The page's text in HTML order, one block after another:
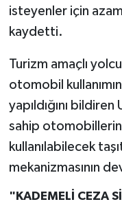
isteyenler için
kaydetti.
Turizm amaçlı
otomobil
yapıldığını
sahip
kullanılabilecek
mekanizmasının
"KADEMELİ CEZA